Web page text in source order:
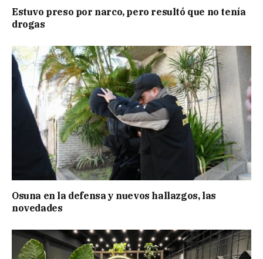
Estuvo preso por narco, pero resultó que no tenía
drogas
Osuna en la defensa y nuevos hallazgos, las
novedades